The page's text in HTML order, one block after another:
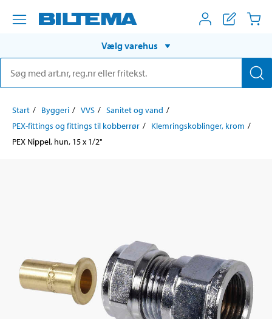
Vælg varehus
Start Byggeri VVS
Sanitet og vand
PEX-fittings og fittings til kobberrør
Klemringskoblinger, krom
PEX Nippel, hun, 15 x 1/2"